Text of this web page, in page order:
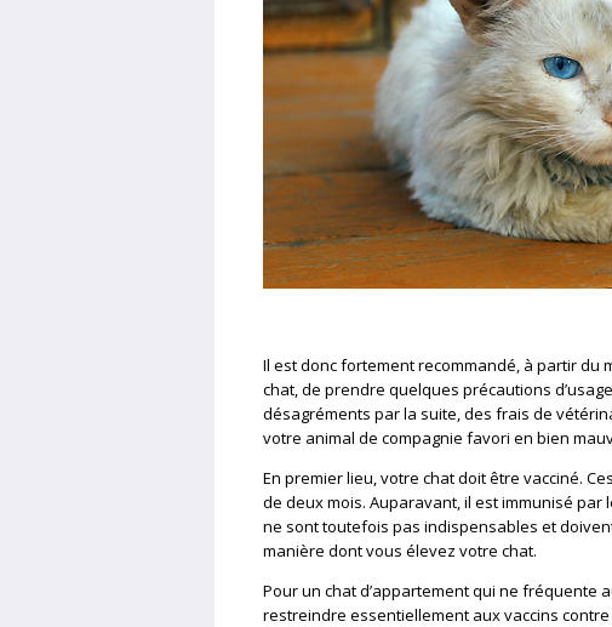
Il est donc fortement recommandé, à partir du
chat, de prendre quelques précautions
désagréments par la suite, des frais de
votre animal de compagnie favori en bien
En premier lieu, votre chat doit être vacciné.
de deux mois. Auparavant, il est immunisé par
ne sont toutefois pas indispensables et
manière dont vous élevez votre chat.
Pour un chat d’appartement qui ne fréquente
restreindre essentiellement aux vaccins